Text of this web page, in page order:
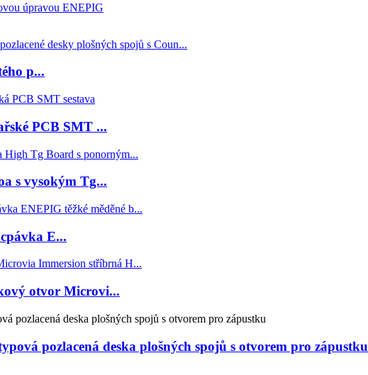
úpravou ENEPIG
p...
PCB SMT ...
s vysokým Tg...
E...
otvor Microvi...
pozlacená deska plošných spojů s otvorem pro zápustku